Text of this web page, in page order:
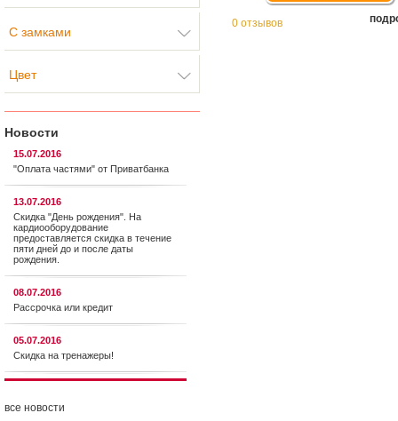
С замками
Цвет
Новости
15.07.2016
"Оплата частями" от Приватбанка
13.07.2016
Скидка "День рождения". На
кардиооборудование
предоставляется cкидка в течение
пяти дней до и после даты
рождения.
08.07.2016
Рассрочка или кредит
05.07.2016
Скидка на тренажеры!
все новости
0 отзывов